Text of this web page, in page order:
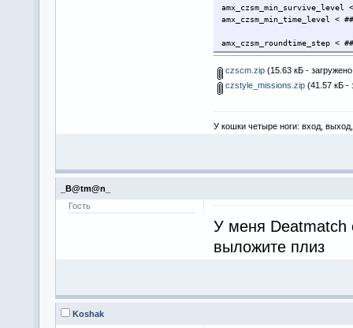
amx_czsm_min_time_level
amx_czsm_max_in_round
czscm.zip(15.63 кБ -
czstyle_missions.zip(41.57 кБ -
У кошки четыре ноги: вход,
_B@tm@n_
Гость
У меня Deatmatch
выложите плиз
Koshak